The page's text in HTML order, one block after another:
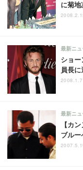
に菊地
ショ
員長に
最新ニュ
【カ
ブルー
最新ニュ